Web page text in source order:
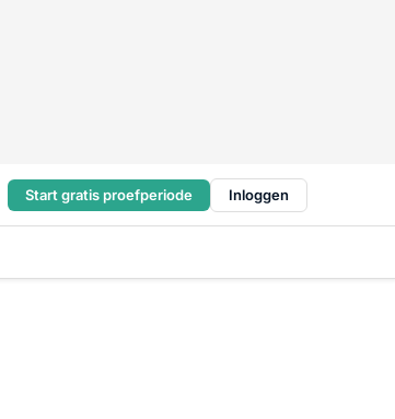
Start gratis proefperiode Inloggen